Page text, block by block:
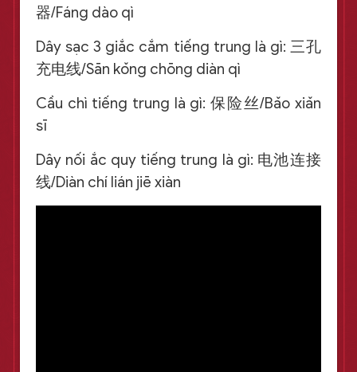
器/Fáng dào qì
Dây sạc 3 giắc cắm tiếng trung là gì: 三孔
充电线/Sān kǒng chōng diàn qì
Cầu chì tiếng trung là gì: 保险丝/Bǎo xiǎn
sī
Dây nối ắc quy tiếng trung là gì: 电池连接
线/Diàn chí lián jiē xiàn